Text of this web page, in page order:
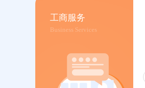
工商服务
Business Services